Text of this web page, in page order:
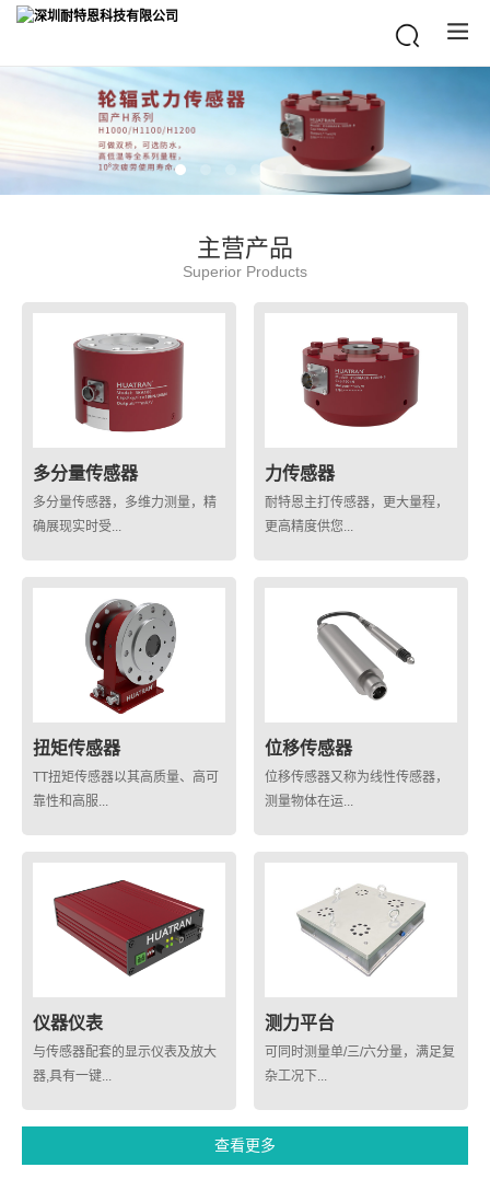
主营产品
Superior Products
多分量传感器
多分量传感器，多维力测量，精
确展现实时受...
力传感器
耐特恩主打传感器，更大量程，
更高精度供您...
扭矩传感器
TT扭矩传感器以其高质量、高可
靠性和高服...
位移传感器
位移传感器又称为线性传感器，
测量物体在运...
仪器仪表
与传感器配套的显示仪表及放大
器,具有一键...
测力平台
可同时测量单/三/六分量，满足复
杂工况下...
查看更多